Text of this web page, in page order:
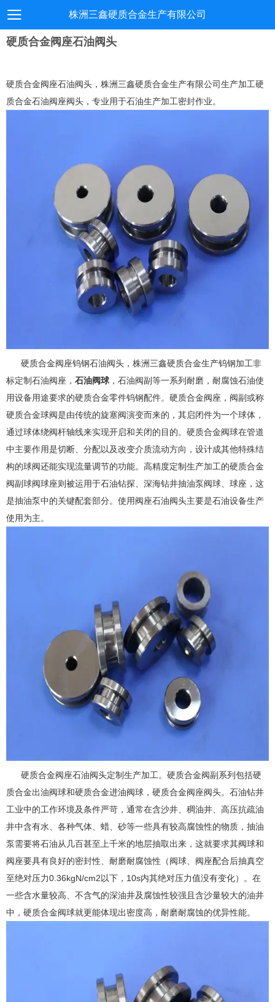
株洲三鑫硬质合金生产有限公司
硬质合金阀座石油阀头
硬质合金阀座石油阀头，株洲三鑫硬质合金生产有限公司生产加工硬
质合金石油阀座阀头，专业用于石油生产加工密封作业。
硬质合金阀座钨钢石油阀头，株洲三鑫硬质合金生产钨钢加工非
标定制石油阀座， 石油阀球 ，石油阀副等一系列耐磨，耐腐蚀石油使
用设备用途要求的硬质合金零件钨钢配件。硬质合金阀座，阀副或称
硬质合金球阀是由传统的旋塞阀演变而来的，其启闭件为一个球体，
通过球体绕阀杆轴线来实现开启和关闭的目的。硬质合金阀球在管道
中主要作用是切断、分配以及改变介质流动方向，设计成其他特殊结
构的球阀还能实现流量调节的功能。高精度定制生产加工的硬质合金
阀副球阀球座则被运用于石油钻探、深海钻井抽油泵阀球、球座，这
是抽油泵中的关键配套部分。使用阀座石油阀头主要是石油设备生产
使用为主。
硬质合金阀座石油阀头定制生产加工。硬质合金阀副系列包括硬
质合金出油阀球和硬质合金进油阀球，硬质合金阀座阀头。石油钻井
工业中的工作环境及条件严苛，通常在含沙井、稠油井、高压抗疏油
井中含有水、各种气体、蜡、砂等一些具有较高腐蚀性的物质，抽油
泵需要将石油从几百甚至上千米的地层抽取出来，这就要求其阀球和
阀座要具有良好的密封性、耐磨耐腐蚀性（阀球、阀座配合后抽真空
至绝对压力0.36kgN/cm2以下，10s内其绝对压力值没有变化）。在
一些含水量较高、不含气的深油井及腐蚀性较强且含沙量较大的油井
中，硬质合金阀球就更能体现出密度高，耐磨耐腐蚀的优异性能。